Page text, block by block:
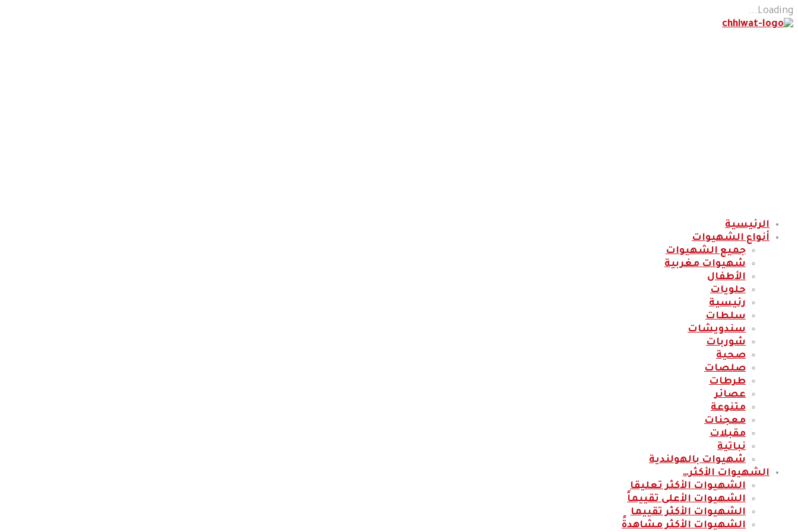
Loading...
الرئيسية
أنواع الشهيوات
جميع الشهيوات
شهيوات مغربية
الأطفال
حلويات
رئيسية
سلطات
سندويشات
شوربات
صحية
صلصات
طرطات
عصائر
متنوعة
معجنات
مقبلات
نباتية
شهيوات بالهولندية
الشهيوات الأكثر…
الشهيوات الأكثر تعليقا
الشهيوات الأعلى تقييماً
الشهيوات الأكثر تقييما
الشهيوات الأكثر مشاهدةً